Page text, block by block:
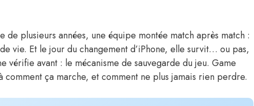
de plusieurs années, une équipe montée match après match :
vie. Et le jour du changement d’iPhone, elle survit… ou pas,
vérifie avant : le mécanisme de sauvegarde du jeu. Game
ça marche, et comment ne plus jamais rien perdre.